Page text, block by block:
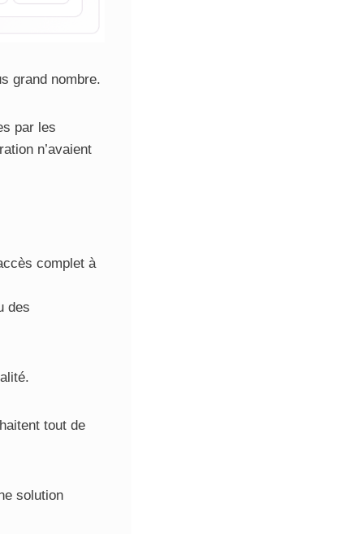
grand nombre.
par les
n’avaient
complet à
des
tout de
solution